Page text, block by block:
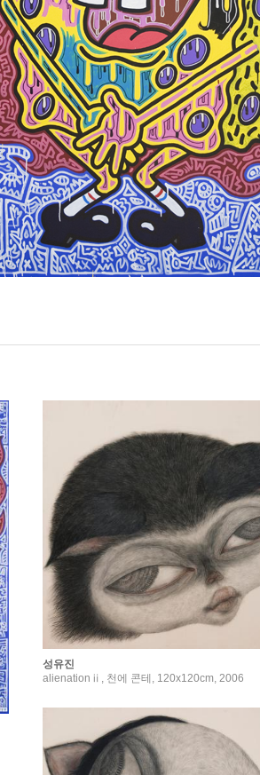
성유진
alienationⅱ, 천에 콘테, 120x120cm, 2006